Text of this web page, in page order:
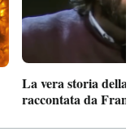
La vera storia della
raccontata da